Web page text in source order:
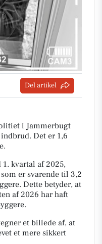
Del artikel
i Jammerbugt
Det er 1,6
kvartal af 2025,
er svarende til 3,2
Dette betyder, at
af 2026 har haft
et billede af, at
et mere sikkert